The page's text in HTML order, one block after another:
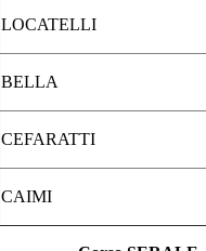
LOCATELLI
BELLA
CEFARATTI
CAIMI